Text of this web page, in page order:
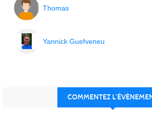
Thomas
Yannick Guefveneu
COMMENTEZ